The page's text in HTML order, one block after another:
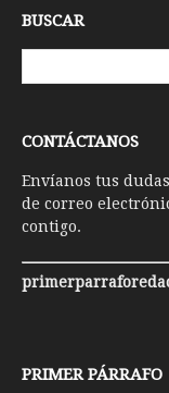
BUSCAR
CONTÁCTANOS
Envíanos tus
de correo
contigo.
PRIMER PÁRRAFO